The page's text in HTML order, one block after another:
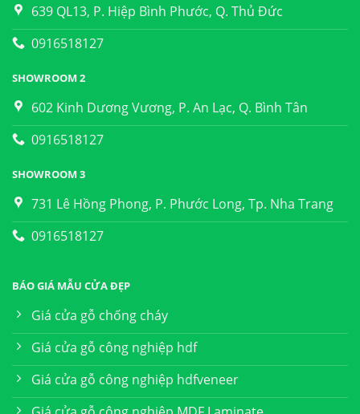
639 QL13, P. Hiệp Bình Phước, Q. Thủ Đức
0916518127
SHOWROOM 2
602 Kinh Dương Vương, P. An Lạc, Q. Bình Tân
0916518127
SHOWROOM 3
731 Lê Hồng Phong, P. Phước Long, Tp. Nha Trang
0916518127
BÁO GIÁ MẪU CỬA ĐẸP
Giá cửa gỗ chống cháy
Giá cửa gỗ công nghiệp hdf
Giá cửa gỗ công nghiệp hdfveneer